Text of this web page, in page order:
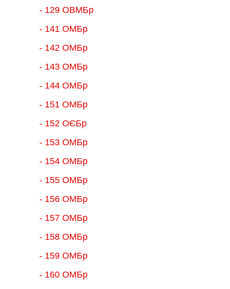
- 129 ОВМБр
- 141 ОМБр
- 142 ОМБр
- 143 ОМБр
- 144 ОМБр
- 151 ОМБр
- 152 ОЄБр
- 153 ОМБр
- 154 ОМБр
- 155 ОMБр
- 156 ОMБр
- 157 ОМБр
- 158 ОМБр
- 159 ОМБр
- 160 ОМБр